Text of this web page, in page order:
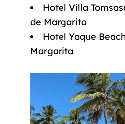
Hotel Villa
de Margarita
Hotel Yaque
Margarita